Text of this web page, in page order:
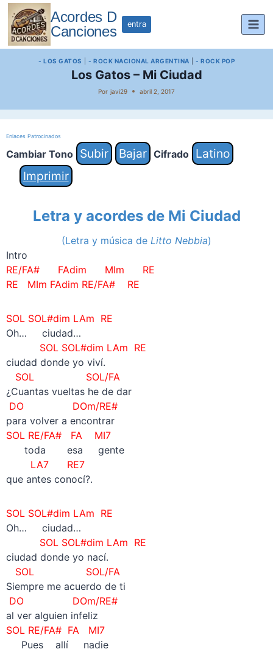
Saltar
contenido
Acordes D
Canciones
entra
- LOS GATOS - ROCK NACIONAL ARGENTINA - ROCK POP
Los Gatos – Mi Ciudad
Por javi29 abril 2, 2017
Enlaces Patrocinados
Cambiar Tono Subir Bajar Cifrado
Latino
Imprimir
Letra y acordes de Mi Ciudad
(Letra y música de Litto Nebbia)
Intro
RE/FA# FAdim MIm RE
RE MIm FAdim RE/FA# RE
SOL SOL#dim LAm RE
Oh… ciudad…
SOL SOL#dim LAm RE
ciudad donde yo viví.
SOL SOL/FA
¿Cuantas vueltas he de dar
DO DOm/RE#
para volver a encontrar
SOL RE/FA# FA MI7
toda esa gente
LA7 RE7
que antes conocí?.
SOL SOL#dim LAm RE
Oh… ciudad…
SOL SOL#dim LAm RE
ciudad donde yo nací.
SOL SOL/FA
Siempre me acuerdo de ti
DO DOm/RE#
al ver alguien infeliz
SOL RE/FA# FA MI7
Pues allí nadie